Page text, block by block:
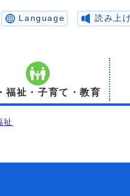
Language 読み上
福祉・子育て・教育
祉